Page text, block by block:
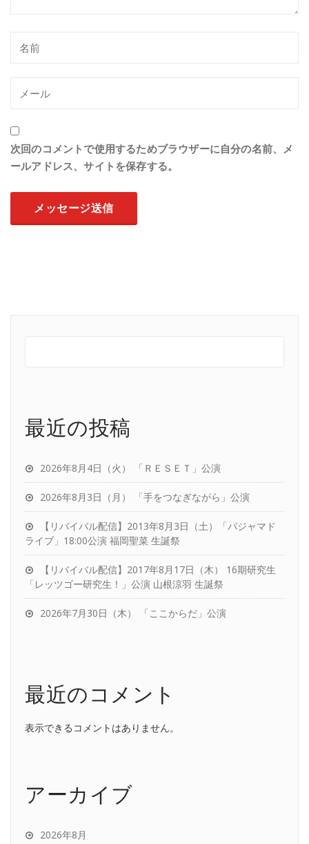
次回のコメントで使用するためブラウザーに自分の名前、メ
ールアドレス、サイトを保存する。
最近の投稿
2026年8月4日（火） 「ＲＥＳＥＴ」公演
2026年8月3日（月） 「手をつなぎながら」公演
【リバイバル配信】2013年8月3日（土）「パジャマド
ライブ」18:00公演 福岡聖菜 生誕祭
【リバイバル配信】2017年8月17日（木） 16期研究生
「レッツゴー研究生！」公演 山根涼羽 生誕祭
2026年7月30日（木） 「ここからだ」公演
最近のコメント
表示できるコメントはありません。
アーカイブ
2026年8月